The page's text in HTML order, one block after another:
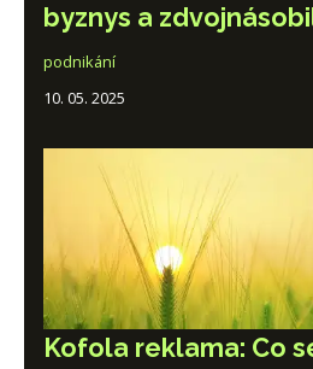
byznys a
podnikání
10. 05. 2025
Kofola reklama: Co